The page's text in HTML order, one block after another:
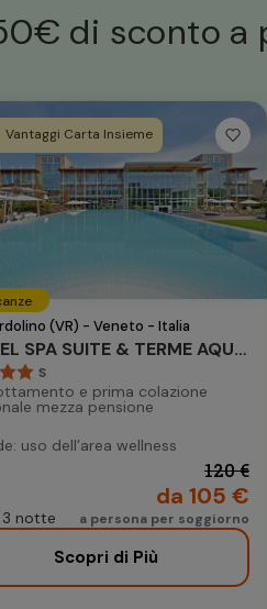
di sconto a
Vantaggi Carta Insieme
(VR) - Veneto - Italia
HOTEL SPA SUITE & TERME AQUALUX
S
e prima colazione
mezza pensione
uso dell’area wellness
3 notte
120 €
da 105 €
a persona per soggiorno
Scopri di Più